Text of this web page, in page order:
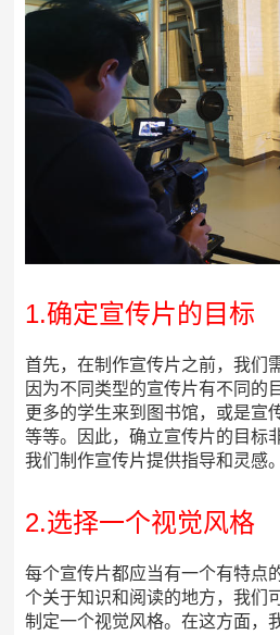
1.确定宣传片的目标
首先，在制作宣传片之前，我们
因为不同类型的宣传片有不同的
更多的学生来到图书馆，或是宣
等等。因此，确立宣传片的目标
我们制作宣传片提供指导和灵感。
2.选择一个视觉风格
每个宣传片都应当有一个有特点
个关于知识和阅读的地方，我们
制定一个视觉风格。在这方面，